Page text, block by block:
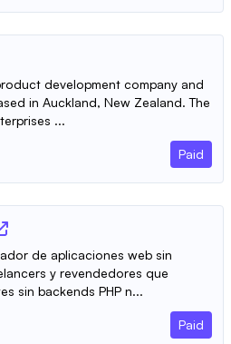
development company and
in Auckland, New Zealand. The
...
Paid
de aplicaciones web sin
y revendedores que
sin backends PHP n...
Paid